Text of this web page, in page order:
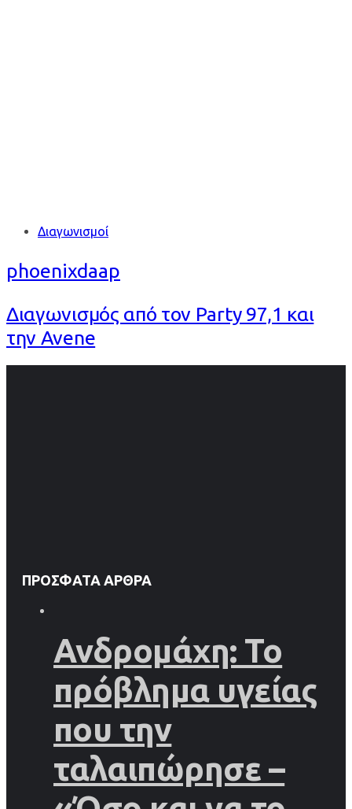
Tags Διαγωνισμοί
phoenixdaap
Διαγωνισμός από τον Party 97,1 και
την Avene
ΠΡΌΣΦΑΤΑ ΆΡΘΡΑ
Ανδρομάχη: Το
πρόβλημα υγείας
που την
ταλαιπώρησε –